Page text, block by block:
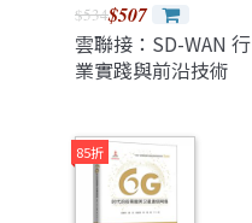
$534$507
雲聯接：SD-WAN 行
業實踐與前沿技術
85折